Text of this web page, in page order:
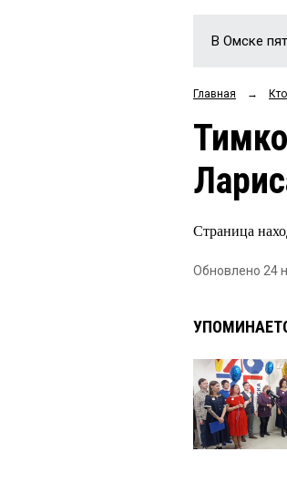
В Омске
Главная →
Страница
Обновлено 24